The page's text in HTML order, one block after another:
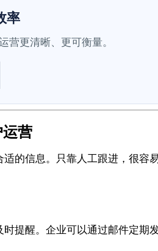
率
营更清晰、更可衡量。
营
的信息。只靠人工跟进，很容
提醒。企业可以通过邮件定